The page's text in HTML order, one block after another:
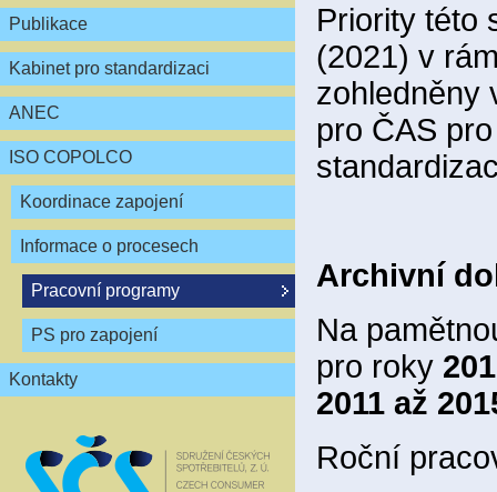
Publikace
Kabinet pro standardizaci
ANEC
ISO COPOLCO
Koordinace zapojení
Informace o procesech
Pracovní programy
PS pro zapojení
Kontakty
Priority této
(2021) v
zohledněny
pro ČAS
Archivní
Na
pro roky
2011 až
Roční